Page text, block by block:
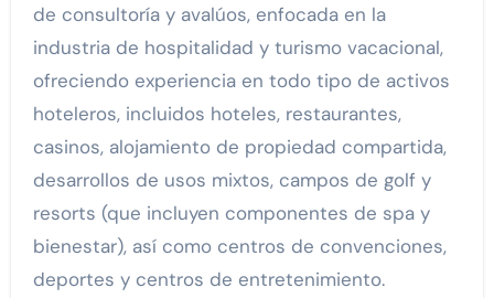
de consultoría y avalúos, enfocada en la
industria de hospitalidad y turismo vacacional,
ofreciendo experiencia en todo tipo de activos
hoteleros, incluidos hoteles, restaurantes,
casinos, alojamiento de propiedad compartida,
desarrollos de usos mixtos, campos de golf y
resorts (que incluyen componentes de spa y
bienestar), así como centros de convenciones,
deportes y centros de entretenimiento.